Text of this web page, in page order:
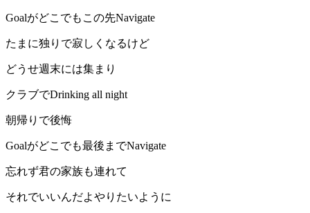
Goalがどこでもこの先Navigate
たまに独りで寂しくなるけど
どうせ週末には集まり
クラブでDrinking all night
朝帰りで後悔
Goalがどこでも最後までNavigate
忘れず君の家族も連れて
それでいいんだよやりたいように